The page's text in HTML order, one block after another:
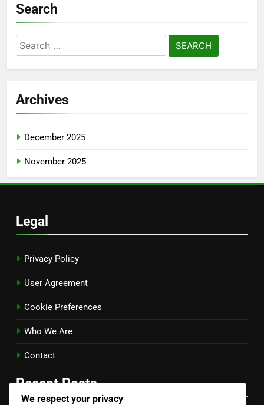
Search
Search
for:
Archives
December 2025
November 2025
Legal
Privacy Policy
User Agreement
Cookie Preferences
Who We Are
Contact
Recent Posts
We respect your privacy